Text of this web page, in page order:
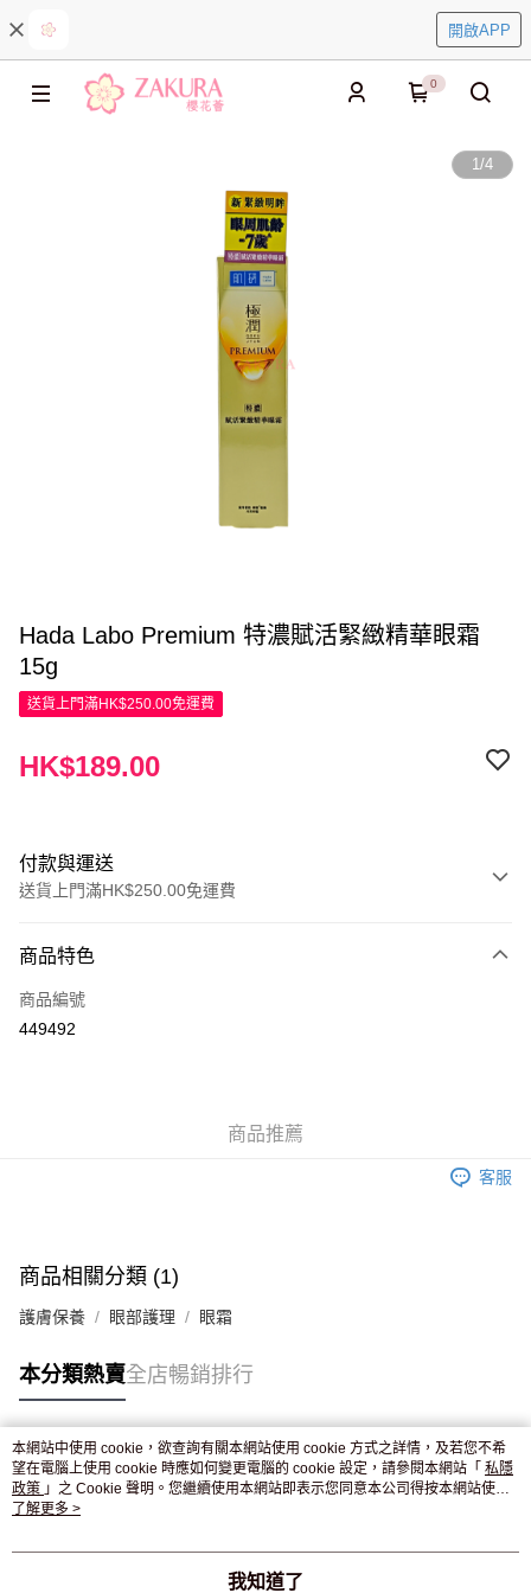
開啟APP
0
1/4
Hada Labo Premium 特濃賦活緊緻精華眼霜
15g
送貨上門滿HK$250.00免運費
HK$189.00
付款與運送
送貨上門滿HK$250.00免運費
信用卡
Apple Pay
付款後門市自取，訂單確認後2-4個工作天到店，7天內取。逾期後
商品特色
商品編號
449492
商品推薦
客服
商品相關分類 (1)
護膚保養 眼部護理 眼霜
本分類熱賣全店暢銷排行
熱門標籤
熱銷排行
本網站中使用 cookie，欲查詢有關本網站使用 cookie 方式之詳情，及若您不希
望在電腦上使用 cookie 時應如何變更電腦的 cookie 設定，請參閱本網站「 私隱
政策 」之 Cookie 聲明。您繼續使用本網站即表示您同意本公司得按本網站使用
條款之 Cookie 聲明使用 cookie。
了解更多 >
我知道了